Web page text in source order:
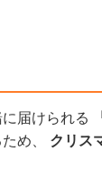
届けられる
め、 クリス